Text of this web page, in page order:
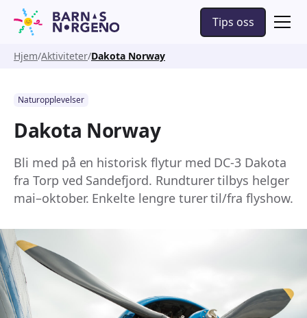
Tips oss
Hjem Aktiviteter Dakota Norway
Naturopplevelser
Dakota Norway
Bli med på en historisk flytur med DC-3 Dakota
fra Torp ved Sandefjord. Rundturer tilbys helger
mai–oktober. Enkelte lengre turer til/fra flyshow.